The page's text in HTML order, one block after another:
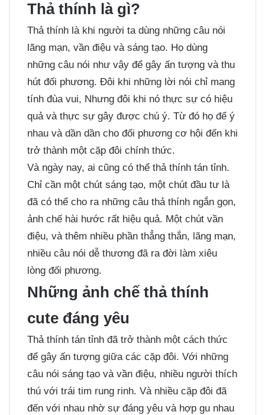
Thả thính là gì?
Thả thính là khi người ta dùng những câu nói
lãng mạn, vần điệu và sáng tạo. Họ dùng
những câu nói như vậy để gây ấn tượng và thu
hút đối phương. Đôi khi những lời nói chỉ mang
tính đùa vui, Nhưng đôi khi nó thực sự có hiệu
quả và thực sự gây được chú ý. Từ đó họ để ý
nhau và dần dần cho đối phương cơ hội đến khi
trở thành một cặp đôi chính thức.
Và ngày nay, ai cũng có thể thả thính tán tỉnh.
Chỉ cần một chút sáng tạo, một chút đầu tư là
đã có thể cho ra những câu thả thính ngắn gọn,
ảnh chế hài hước rất hiệu quả. Một chút vần
điệu, và thêm nhiều phần thẳng thắn, lãng mạn,
nhiều câu nói dễ thương đã ra đời làm xiêu
lòng đối phương.
Những ảnh chế thả thính
cute đáng yêu
Thả thính tán tỉnh đã trở thành một cách thức
để gây ấn tượng giữa các cặp đôi. Với những
câu nói sáng tạo và vần điệu, nhiều người thích
thú với trái tim rung rinh. Và nhiều cặp đôi đã
đến với nhau nhờ sự đáng yêu và hợp gu nhau